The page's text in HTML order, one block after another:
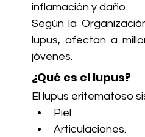
inflamación y daño.
Según la
lupus, afectan a
jóvenes.
¿Qué es el lupus?
El lupus eritematoso
Piel.
Articulaciones.